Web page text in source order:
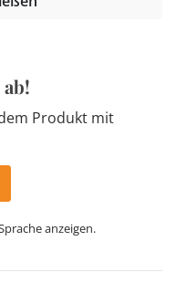
Produkt mit
anzeigen.